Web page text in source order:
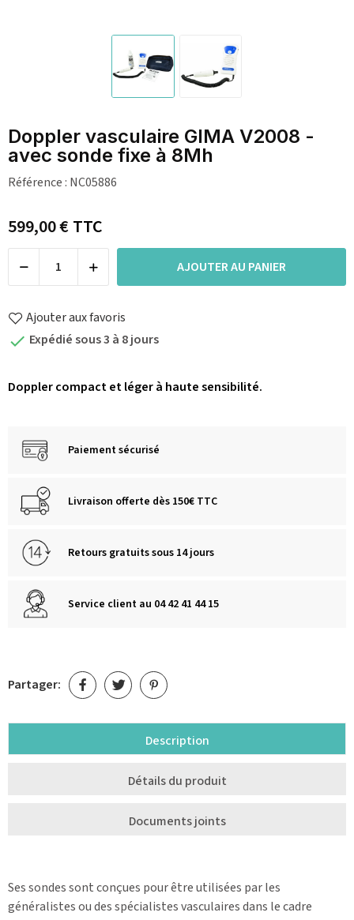
Doppler vasculaire GIMA V2008 -
avec sonde fixe à 8Mh
Référence : NC05886
599,00 €TTC
AJOUTER AU PANIER
Ajouter aux favoris
 Expédié sous 3 à 8 jours
Doppler compact et léger à haute sensibilité.
Paiement sécurisé
Livraison offerte dès 150€ TTC
Retours gratuits sous 14 jours
Service client au 04 42 41 44 15
Partager:
Description
Détails du produit
Documents joints
Ses sondes sont conçues pour être utilisées par les
généralistes ou des spécialistes vasculaires dans le cadre